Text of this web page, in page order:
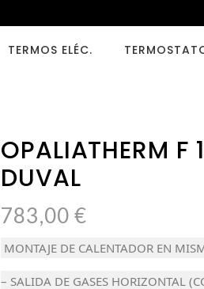
TERMOS ELÉC.
OPALIATHERM F
DUVAL
783,00€
MONTAJE DE CALENTADOR EN
– SALIDA DE GASES HORIZONTAL